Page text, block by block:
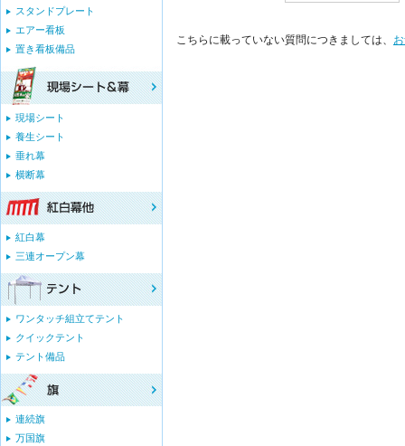
こちらに載っていない質問につきましては、
スタンドプレート
エアー看板
置き看板備品
現場シート
養生シート
垂れ幕
横断幕
紅白幕
三連オープン幕
ワンタッチ組立てテント
クイックテント
テント備品
連続旗
万国旗